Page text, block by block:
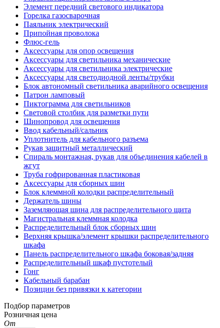
Элемент передний светового индикатора
Горелка газосварочная
Паяльник электрический
Припойная проволока
Флюс-гель
Аксессуары для опор освещения
Аксессуары для светильника механические
Аксессуары для светильника электрические
Аксессуары для светодиодной ленты/трубки
Блок автономный светильника аварийного освещения
Патрон ламповый
Пиктограмма для светильников
Световой столбик для разметки пути
Шинопровод для освещения
Ввод кабельный/сальник
Уплотнитель для кабельного разъема
Рукав защитный металлический
Спираль монтажная, рукав для объединения кабелей в
жгут
Труба гофрированная пластиковая
Аксессуары для сборных шин
Блок клеммной колодки распределительный
Держатель шины
Заземляющая шина для распределительного щита
Магистральная клеммная колодка
Распределительный блок сборных шин
Верхняя крышка/элемент крышки распределительного
шкафа
Панель распределительного шкафа боковая/задняя
Распределительный шкаф пустотелый
Гонг
Кабельный барабан
Позиции без привязки к категории
Подбор параметров
Розничная цена
От